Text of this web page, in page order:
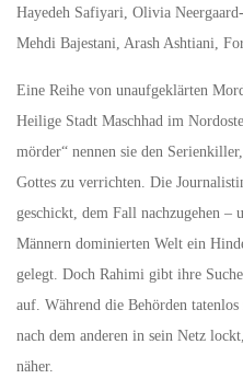
Hayedeh Safiyari, Olivia
Mehdi Bajestani, Arash Ashtiani,
Eine Reihe von unaufgeklärten
Heilige Stadt Maschhad im
mörder“ nennen sie den
Gottes zu verrichten. Die
geschickt, dem Fall nachzugehen
Männern dominierten Welt ein
gelegt. Doch Rahimi gibt ihre
auf. Während die Behörden
nach dem anderen in sein Netz
näher.